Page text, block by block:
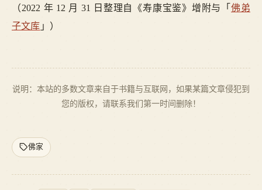
（2022 年 12 月 31 日整理自《寿康宝鉴》增附与「 佛弟
子文库 」）
说明：本站的多数文章来自于书籍与互联网，如果某篇文章侵犯到
您的版权，请联系我们第一时间删除！
佛家